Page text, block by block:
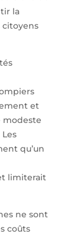
la
citoyens
et
modeste
qu’un
limiterait
ne sont
coûts